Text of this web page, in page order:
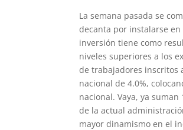
La semana pasada se
decanta por instalarse
inversión tiene como
niveles superiores a los
de trabajadores inscritos
nacional de 4.0%,
nacional. Vaya, ya
de la actual
mayor dinamismo en el